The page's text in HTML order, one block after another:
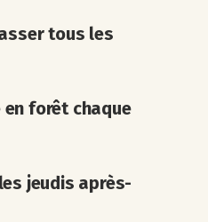
tous les
en forêt chaque
jeudis après-